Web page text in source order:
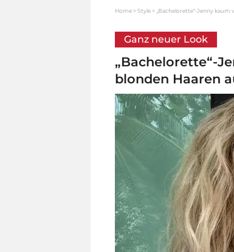
Home Style „Bachelorette“-Jenny
Ganz neuer Look
„Bachelorette“-
blonden Haaren